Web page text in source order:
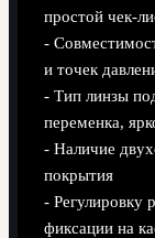
простой чек-
-
и точек
- Тип линзы
переменка,
- Наличие
покрытия
- Регулировку
фиксации на